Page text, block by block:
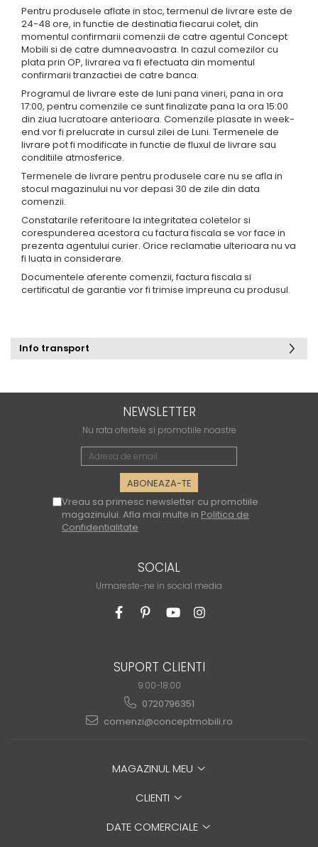
Pentru produsele aflate in stoc, termenul de livrare este de
24-48 ore, in functie de destinatia fiecarui colet, din
momentul confirmarii comenzii de catre agentul Concept
Mobili si de catre dumneavoastra. In cazul comezilor cu
plata prin OP, livrarea va fi efectuata din momentul
confirmarii tranzactiei de catre banca.
Programul de livrare este de luni pana vineri, pana in ora
17:00, pentru comenzile ce sunt finalizate pana la ora 15:00
din ziua lucratoare anterioara. Comenzile plasate in week-
end vor fi prelucrate in cursul zilei de Luni. Termenele de
livrare pot fi modificate in functie de fluxul de livrare sau
conditiile atmosferice.
Termenele de livrare pentru produsele care nu se afla in
stocul magazinului nu vor depasi 30 de zile din data
comenzii.
Constatarile referitoare la integritatea coletelor si
corespunderea acestora cu factura fiscala se vor face in
prezenta agentului curier. Orice reclamatie ulterioara nu va
fi luata in considerare.
Documentele aferente comenzii, factura fiscala si
certificatul de garantie vor fi trimise impreuna cu produsul.
Info transport
NEWSLETTER
Nu rata ofertele si promotiile noastre
Vreau sa primesc newsletter cu promotiile
magazinului. Afla mai multe in Politica de
Confidentialitate
SOCIAL
Urmareste-ne in social media
SUPORT CLIENTI
9:00-18:00
0720796351
comenzi@conceptmobili.ro
MAGAZINUL MEU
CLIENTI
DATE COMERCIALE